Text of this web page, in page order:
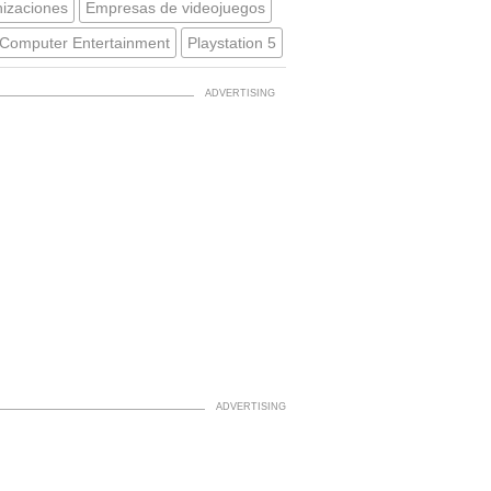
Empresas de videojuegos
Entertainment
Playstation 5